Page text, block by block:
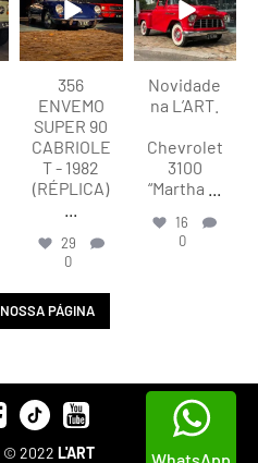
356
ENVEMO
SUPER 90
CABRIOLE
T - 1982
(RÉPLICA)
29
0
Novidade
na L’ART.
Chevrolet
3100
“Martha
16
0
PÁGINA
© 2022 L'ART